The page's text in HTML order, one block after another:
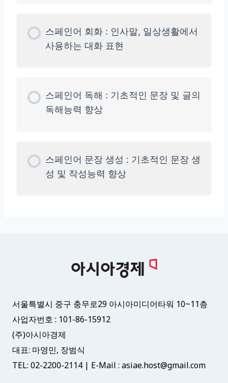
스페인어 회화 : 인사말, 일상생활에서
사용하는 대화 표현
스페인어 독해 : 기초적인 문장 및 글의
독해능력 향상
스페인어 문장 생성 : 기초적인 문장 생
성 및 작성능력 향상
서울특별시 중구 충무로29 아시아미디어타워 10~11층
사업자번호 : 101-86-15912
(주)아시아경제
대표: 마영민, 장범식
TEL: 02-2200-2114 | E-Mail : asiae.host@gmail.com